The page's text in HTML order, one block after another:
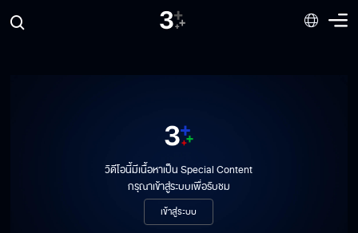
วิดีโอนี้มีเนื้อหาเป็น Special Content
กรุณาเข้าสู่ระบบเพื่อรับชม
เข้าสู่ระบบ